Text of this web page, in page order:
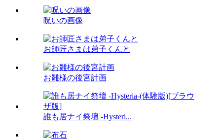
呪いの画像
お師匠さまは弟子くんと
お雛様の後宮計画
誰も居ナイ祭壇 -Hysteri...